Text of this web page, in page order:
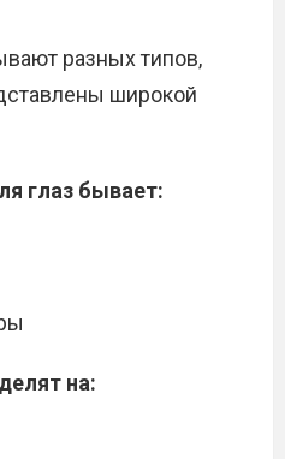
разных типов,
широкой
глаз бывает:
на: